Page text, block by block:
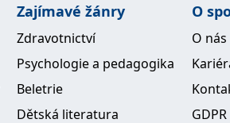
Zajímavé žánry
Zdravotnictví
Psychologie a pedagogika
Beletrie
Dětská literatura
O
O nás
GDPR